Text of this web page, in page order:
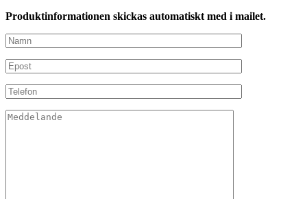
Produktinformationen skickas automatiskt med i mailet.